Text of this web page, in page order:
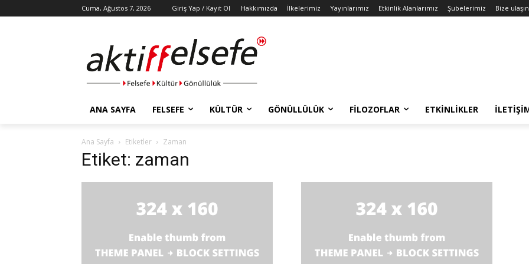
Cuma, Ağustos 7, 2026 Giriş Yap / Kayıt Ol Hakkımızda İlkelerimiz Yayınlarımız Etkinlik Alanlarımız Şubelerimiz Bize ulaşın
ANA SAYFA FELSEFE KÜLTÜR GÖNÜLLÜLÜK FILOZOFLAR ETKINLIKLER
Ana Sayfa Etiketler Zaman
Etiket: zaman